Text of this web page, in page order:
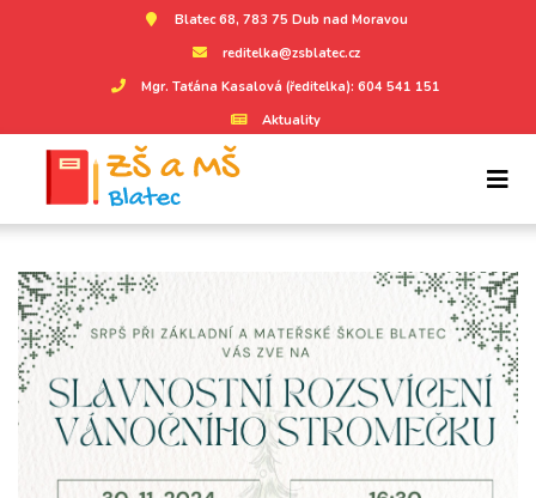
Blatec 68, 783 75 Dub nad Moravou
reditelka@zsblatec.cz
Mgr. Taťána Kasalová (ředitelka): 604 541 151
Aktuality